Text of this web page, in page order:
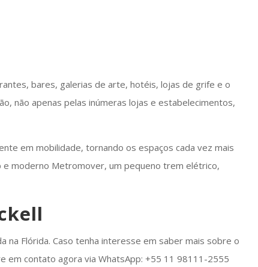
bares, galerias de arte, hotéis, lojas de grife e o
não apenas pelas inúmeras lojas e estabelecimentos,
em mobilidade, tornando os espaços cada vez mais
moderno Metromover, um pequeno trem elétrico,
na Flórida. Caso tenha interesse em saber mais sobre o
em contato agora via WhatsApp: +55 11 98111-2555